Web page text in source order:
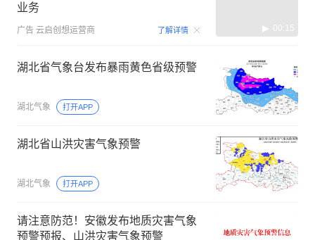
业务
广告 云启创想运营商 了解详情 00:15
湖北省气象台发布暴雨黄色省级预警
湖北气象 打开APP
湖北省山洪灾害气象预警
湖北气象 打开APP
请注意防范！安徽发布地质灾害气象
预警预报、山洪灾害气象预警